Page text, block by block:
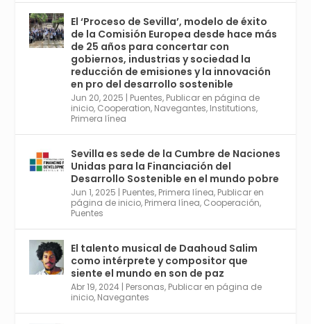
Avata
r
Sevilla World @worldsevilla ·
21 May 2024
Conoce a @mvbim, la empresa sevillana
que ha sido pionera en España en el uso de
la tecnología BIM para digitalizar e
industrializar la arquitectura y la
construcción. Ver su dimensión
internacional en el reportaje de
@juanluispavon1 en @elCorreoWeb :
https://tinyurl.com/yfa2h55p
2 6 Twitter
Avata
Sevilla World @worldsevilla ·
30 Abr 2024
Aprovéchalo si vives en Sevilla capital o
provincia. Curso gratuito en Internet de las
Cosas, Inteligencia Artificial y Smart Cities
El ‘Proceso de Sevilla’, modelo de éxito
de la Comisión Europea desde hace más
de 25 años para concertar con
gobiernos, industrias y sociedad la
reducción de emisiones y la innovación
en pro del desarrollo sostenible
Jun 20, 2025 | Puentes, Publicar en página de
inicio, Cooperation, Navegantes, Institutions,
Primera línea
Sevilla es sede de la Cumbre de Naciones
Unidas para la Financiación del
Desarrollo Sostenible en el mundo pobre
Jun 1, 2025 | Puentes, Primera línea, Publicar en
página de inicio, Primera línea, Cooperación,
Puentes
El talento musical de Daahoud Salim
como intérprete y compositor que
siente el mundo en son de paz
Abr 19, 2024 | Personas, Publicar en página de
inicio, Navegantes